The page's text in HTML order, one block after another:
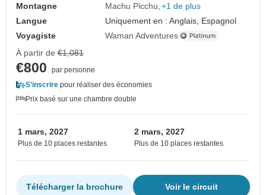
Montagne
Machu Picchu +1 de plus
Langue
Uniquement en : Anglais, Espagnol
Voyagiste
Waman Adventures
À partir de €1,081
€800
par personne
S'inscrire pour réaliser des économies
Prix basé sur une chambre double
1 mars, 2027
Plus de 10 places restantes
2 mars, 2027
Plus de 10 places restantes
Voir le circuit
Télécharger la brochure